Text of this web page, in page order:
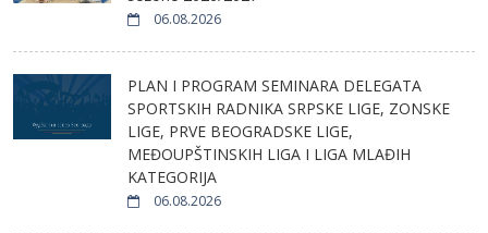
06.08.2026
PLAN I PROGRAM SEMINARA DELEGATA
SPORTSKIH RADNIKA SRPSKE LIGE, ZONSKE
LIGE, PRVE BEOGRADSKE LIGE,
MEĐOUPŠTINSKIH LIGA I LIGA MLAĐIH
KATEGORIJA
06.08.2026